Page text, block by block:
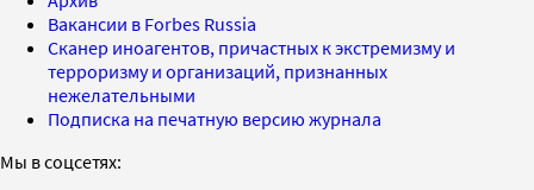
Вакансии в Forbes Russia
Сканер иноагентов, причастных к экстремизму и
терроризму и организаций, признанных
нежелательными
Подписка на печатную версию журнала
Мы в соцсетях: